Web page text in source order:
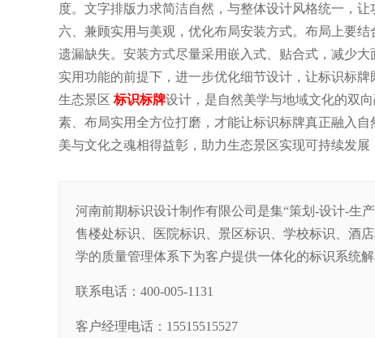
度。文字排版力求简洁自然，与整体设计风格统一，让
六、兼顾实用与美观，优化布局安装方式。布局上要
遗漏缺失。安装方式尽量采用嵌入式、贴合式，减少
实用功能的前提下，进一步优化细节设计，让标识标
生态景区 标识标牌设计，是自然美学与地域文化的双
素、布局实用全方位打磨，才能让标识标牌真正融入
美与文化之魂相得益彰，助力生态景区实现可持续发展
河南前期标识设计制作有限公司是集“策划-设计-生
售楼处标识、医院标识、景区标识、学校标识、酒
学的质量管理体系下为客户提供一体化的标识系统解
联系电话：400-005-1131
客户经理电话：15515515527